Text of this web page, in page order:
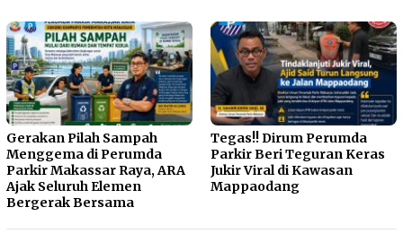
Gerakan Pilah Sampah
Menggema di Perumda
Parkir Makassar Raya, ARA
Ajak Seluruh Elemen
Bergerak Bersama
Tegas!! Dirum Perumda
Parkir Beri Teguran Keras
Jukir Viral di Kawasan
Mappaodang